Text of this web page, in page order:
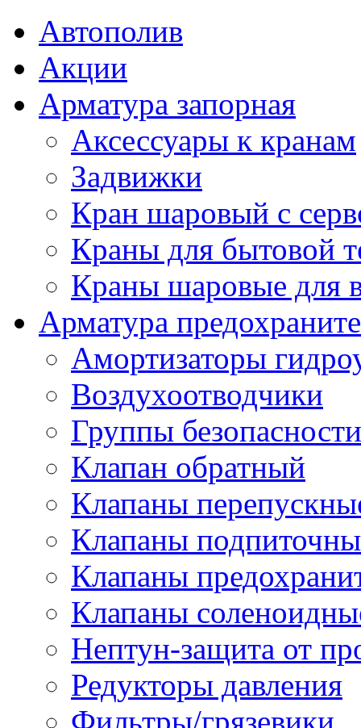
Автополив
Акции
Арматура запорная
Аксессуары к кранам
Задвижки
Кран шаровый с
Краны для бытовой
Краны шаровые для
Арматура
Амортизаторы
Воздухоотводчики
Группы безопасности
Клапан обратный
Клапаны
Клапаны
Клапаны
Клапаны
Нептун-защита от
Редукторы давления